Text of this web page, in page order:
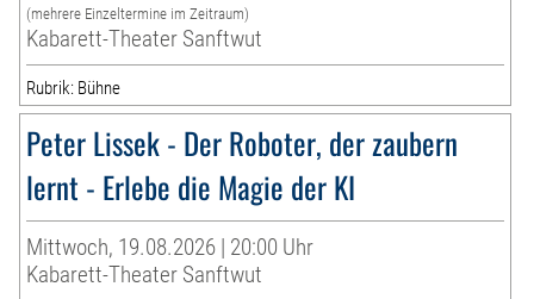
(mehrere Einzeltermine im Zeitraum)
Kabarett-Theater Sanftwut
Rubrik: Bühne
Peter Lissek - Der Roboter, der zaubern
lernt - Erlebe die Magie der KI
Mittwoch, 19.08.2026 | 20:00 Uhr
Kabarett-Theater Sanftwut